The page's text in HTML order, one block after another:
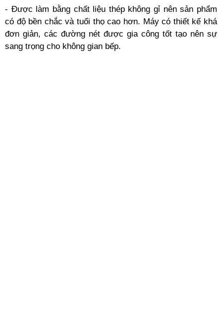
- Được làm bằng chất liệu thép không gỉ nên sản phẩm
có độ bền chắc và tuổi thọ cao hơn. Máy có thiết kế khá
đơn giản, các đường nét được gia công tốt tạo nên sự
sang trọng cho không gian bếp.